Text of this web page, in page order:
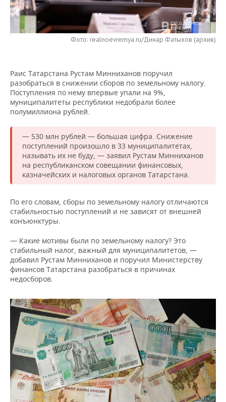
НЕФТЕХИМИЯ
НЕФТЬ
ЭНЕРГЕТИКА
РОЗНИЧНАЯ ТОРГОВЛЯ
НОВОСТИ ТЕХНОЛОГИЙ
ТЕЛЕКОММУНИКАЦИИ
МЕРОПРИЯТИЯ
НОВОСТИ МЕРОПРИЯТИЙ
БИЗНЕС-БРАНЧИ
ONLINE-КОНФЕРЕНЦИИ
ОТКРЫТАЯ ЛЕКЦИЯ
ФУТБОЛ
ХОККЕЙ
БАСКЕТБОЛ
ВОЛЕЙБОЛ
ФИГУРНОЕ КАТАНИЕ
ВОДНЫЕ ВИДЫ СПОРТА
ХОККЕЙ С МЯЧОМ
НОВОСТИ ОБЩЕСТВА
ВЛАСТЬ
ИНФРАСТРУКТУРА
ИСТОРИЯ
МЕДИЦИНА
ОБРАЗОВАНИЕ
ПРОИСШЕСТВИЯ
ФОТОГАЛЕРЕЯ
СЮЖЕТЫ
СПРАВОЧНИК
СПИСОК ПЕРСОН
ПОЛНАЯ ВЕРСИЯ
Фото: realnoevremya.ru/Динар Фатыхов (архив)
Раис Татарстана Рустам Минниханов поручил
разобраться в снижении сборов по земельному налогу.
Поступления по нему впервые упали на 9%,
муниципалитеты республики недобрали более
полумиллиона рублей.
— 530 млн рублей — большая цифра. Снижение
поступлений произошло в 33 муниципалитетах,
называть их не буду, — заявил Рустам Минниханов
на республиканском совещании финансовых,
казначейских и налоговых органов Татарстана.
По его словам, сборы по земельному налогу отличаются
стабильностью поступлений и не зависят от внешней
конъюнктуры.
— Какие мотивы были по земельному налогу? Это
стабильный налог, важный для муниципалитетов, —
добавил Рустам Минниханов и поручил Министерству
финансов Татарстана разобраться в причинах
недосборов.